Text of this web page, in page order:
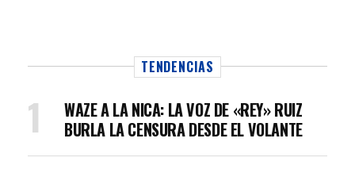
TENDENCIAS
WAZE A LA NICA: LA VOZ DE «REY» RUIZ
BURLA LA CENSURA DESDE EL VOLANTE